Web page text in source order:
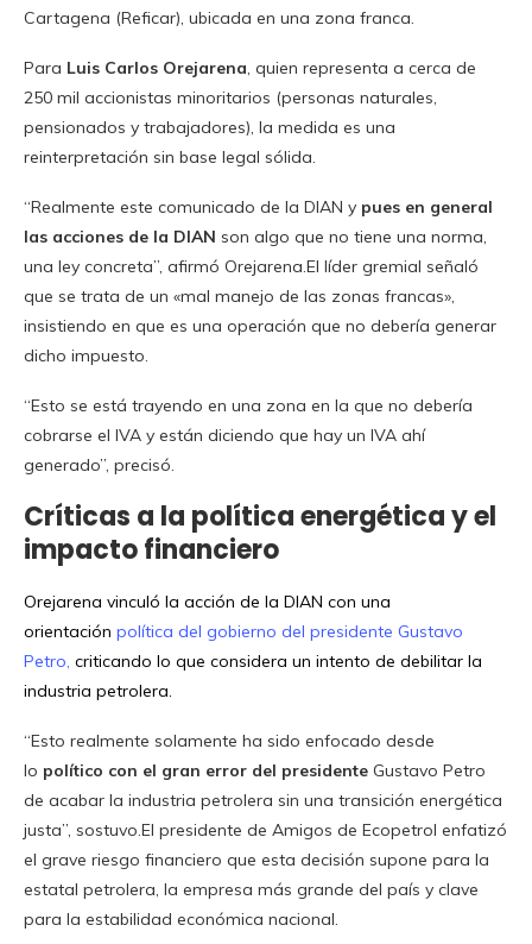
Cartagena (Reficar), ubicada en una zona franca.
Para Luis Carlos Orejarena , quien representa a cerca de
250 mil accionistas minoritarios (personas naturales,
pensionados y trabajadores), la medida es una
reinterpretación sin base legal sólida.
“Realmente este comunicado de la DIAN y pues en general
las acciones de la DIAN son algo que no tiene una norma,
una ley concreta”, afirmó Orejarena.El líder gremial señaló
que se trata de un «mal manejo de las zonas francas»,
insistiendo en que es una operación que no debería generar
dicho impuesto.
“Esto se está trayendo en una zona en la que no debería
cobrarse el IVA y están diciendo que hay un IVA ahí
generado”, precisó.
Críticas a la política energética y el
impacto financiero
Orejarena vinculó la acción de la DIAN con una
orientación política del gobierno del presidente Gustavo
Petro, criticando lo que considera un intento de debilitar la
industria petrolera.
“Esto realmente solamente ha sido enfocado desde
lo político con el gran error del presidente Gustavo Petro
de acabar la industria petrolera sin una transición energética
justa”, sostuvo.El presidente de Amigos de Ecopetrol enfatizó
el grave riesgo financiero que esta decisión supone para la
estatal petrolera, la empresa más grande del país y clave
para la estabilidad económica nacional.